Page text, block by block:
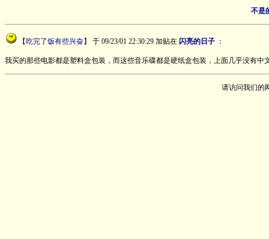
不是
【吃完了饭有些兴奋】 于 09/23/01 22:30:29 加贴在 闪亮的日子 ：
我买的那些电影都是塑料盒包装，而这些音乐碟都是硬纸盒包装，上面几乎没有
请访问我们的